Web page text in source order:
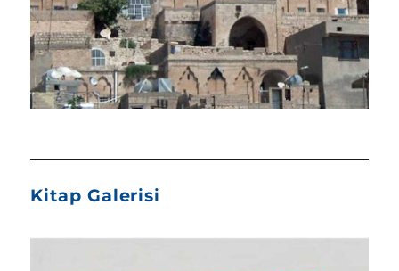
Kitap Galerisi